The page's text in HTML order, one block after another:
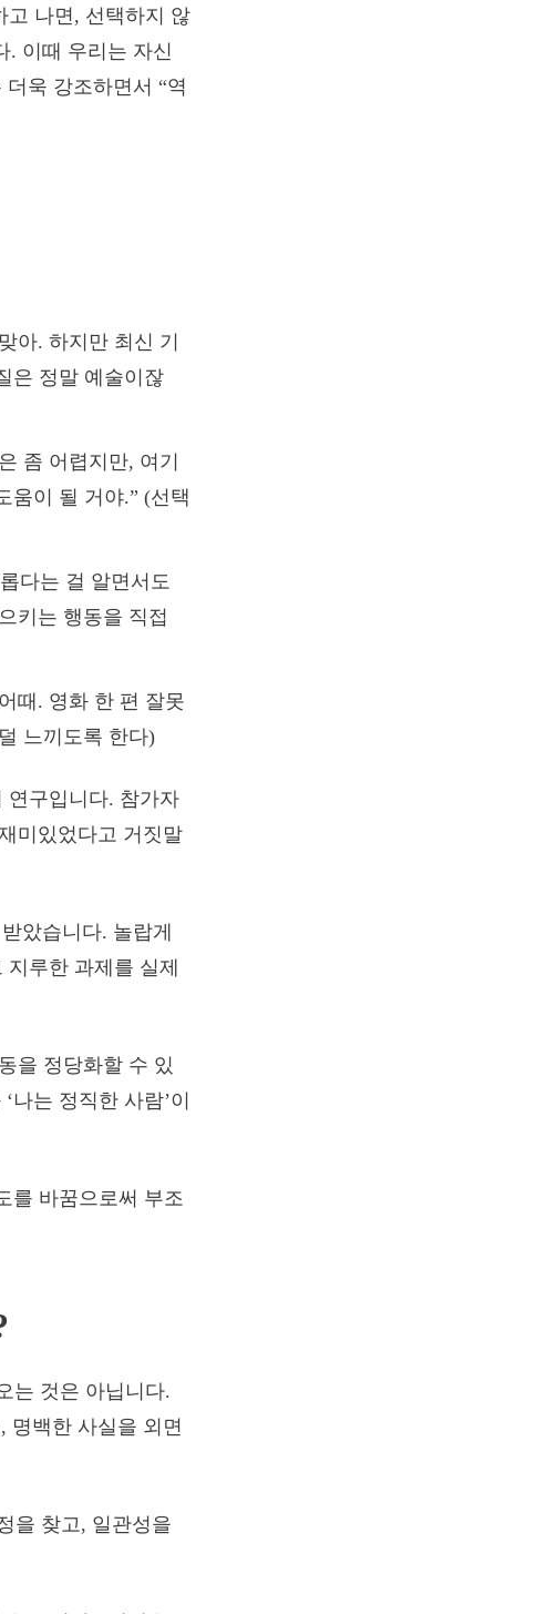
고 나면, 선택하지 않
. 이때 우리는 자신
욱 강조하면서 “역
아. 하지만 최신 기
은 정말 예술이잖
좀 어렵지만, 여기
움이 될 거야.” (선택
다는 걸 알면서도
키는 행동을 직접
때. 영화 한 편 잘못
느끼도록 한다)
연구입니다. 참가자
미있었다고 거짓말
았습니다. 놀랍게
루한 과제를 실제
을 정당화할 수 있
는 정직한 사람’이
를 바꿈으로써 부조
는 것은 아닙니다.
명백한 사실을 외면
을 찾고, 일관성을